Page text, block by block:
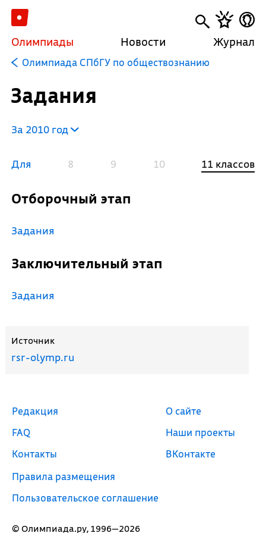
Олимпиады Новости Журнал
Олимпиада СПбГУ по обществознанию
Задания
За 2010 год
Для 8 9 10 11 классов
Отборочный этап
Задания
Заключительный этап
Задания
Источник
rsr-olymp.ru
© Олимпиада.ру, 1996—2026
Редакция
FAQ
Контакты
Правила размещения
Пользовательское соглашение
О сайте
Наши проекты
ВКонтакте